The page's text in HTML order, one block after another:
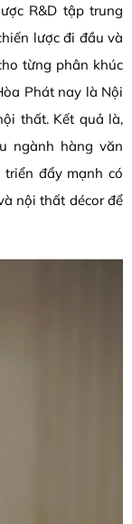
R&D tập trung
lược đi đầu và
từng phân khúc
Phát nay là Nội
thất. Kết quả là,
ngành hàng văn
đẩy mạnh có
nội thất décor để